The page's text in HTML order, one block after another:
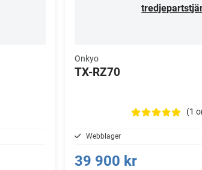
Onkyo
TX-RZ70
(1
Webblager
39 900 kr